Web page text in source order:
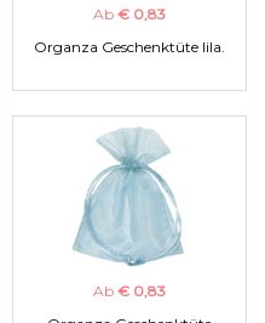
Ab € 0,83
Organza Geschenktüte lila.
Ab € 0,83